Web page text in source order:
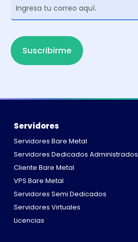
Suscribirme
Servidores
Servidores Bare Metal
Servidores Dedicados Administrados
Cliente Bare Metal
VPS Bare Metal
Servidores Semi Dedicados
Servidores Virtuales
Licencias